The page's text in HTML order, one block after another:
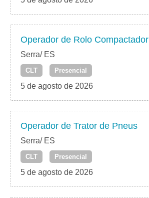
Operador de Rolo Compactador
Serra/ ES
CLT Presencial
5 de agosto de 2026
Operador de Trator de Pneus
Serra/ ES
CLT Presencial
5 de agosto de 2026